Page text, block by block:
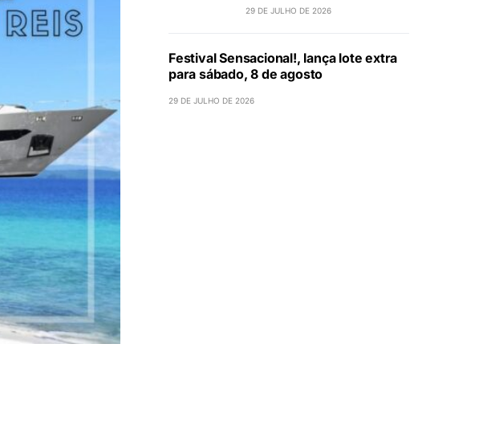
29 DE JULHO DE 2026
Festival Sensacional!, lança lote extra
para sábado, 8 de agosto
29 DE JULHO DE 2026